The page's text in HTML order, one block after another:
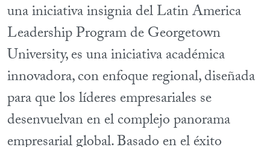
una iniciativa insignia del Latin America
Leadership Program de Georgetown
University, es una iniciativa académica
innovadora, con enfoque regional, diseñada
para que los líderes empresariales se
desenvuelvan en el complejo panorama